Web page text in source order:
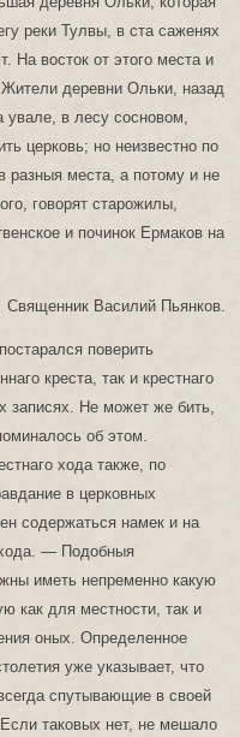
реки Тулвы, в ста саженях
На восток от этого места и
деревни Ольки, назад
в лесу сосновом,
церковь; но неизвестно по
разныя места, а потому и не
говорят старожилы,
и починок Ермаков на
Священник Василий Пьянков.
поверить
креста, так и крестнаго
записях. Не может же бить,
об этом.
хода также, по
в церковных
содержаться намек и на
хода. — Подобныя
иметь непременно какую
как для местности, так и
оных. Определенное
уже указывает, что
спутывающие в своей
таковых нет, не мешало